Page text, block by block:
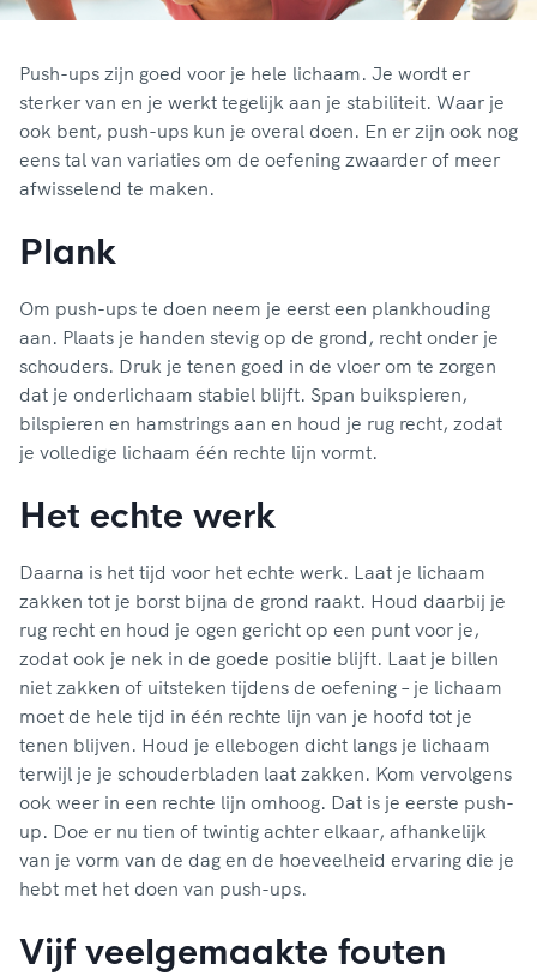
Push-ups zijn goed voor je hele lichaam. Je wordt er
sterker van en je werkt tegelijk aan je stabiliteit. Waar je
ook bent, push-ups kun je overal doen. En er zijn ook nog
eens tal van variaties om de oefening zwaarder of meer
afwisselend te maken.
Plank
Om push-ups te doen neem je eerst een plankhouding
aan. Plaats je handen stevig op de grond, recht onder je
schouders. Druk je tenen goed in de vloer om te zorgen
dat je onderlichaam stabiel blijft. Span buikspieren,
bilspieren en hamstrings aan en houd je rug recht, zodat
je volledige lichaam één rechte lijn vormt.
Het echte werk
Daarna is het tijd voor het echte werk. Laat je lichaam
zakken tot je borst bijna de grond raakt. Houd daarbij je
rug recht en houd je ogen gericht op een punt voor je,
zodat ook je nek in de goede positie blijft. Laat je billen
niet zakken of uitsteken tijdens de oefening – je lichaam
moet de hele tijd in één rechte lijn van je hoofd tot je
tenen blijven. Houd je ellebogen dicht langs je lichaam
terwijl je je schouderbladen laat zakken. Kom vervolgens
ook weer in een rechte lijn omhoog. Dat is je eerste push-
up. Doe er nu tien of twintig achter elkaar, afhankelijk
van je vorm van de dag en de hoeveelheid ervaring die je
hebt met het doen van push-ups.
Vijf veelgemaakte fouten